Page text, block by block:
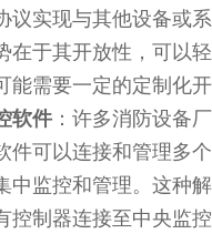
议实现与其他设备或
在于其开放性，可以
能需要一定的定制化开
软件 ：许多消防设备
件可以连接和管理多
中监控和管理。这种
控制器连接至中央监